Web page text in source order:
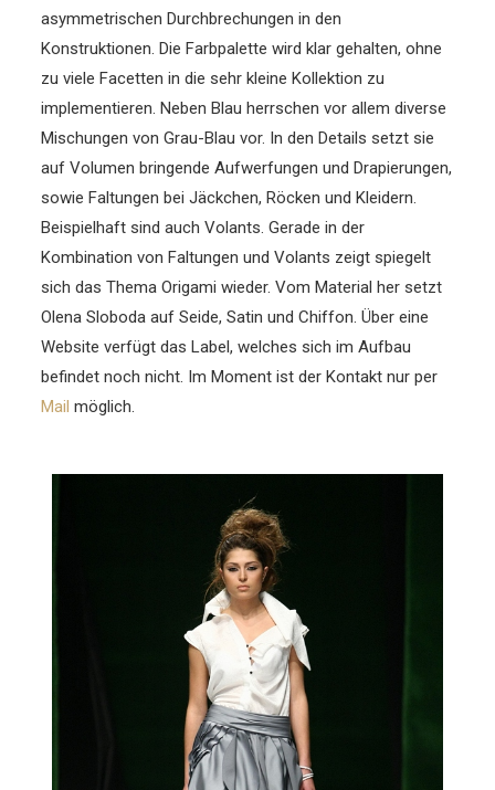
asymmetrischen Durchbrechungen in den
Konstruktionen. Die Farbpalette wird klar gehalten, ohne
zu viele Facetten in die sehr kleine Kollektion zu
implementieren. Neben Blau herrschen vor allem diverse
Mischungen von Grau-Blau vor. In den Details setzt sie
auf Volumen bringende Aufwerfungen und Drapierungen,
sowie Faltungen bei Jäckchen, Röcken und Kleidern.
Beispielhaft sind auch Volants. Gerade in der
Kombination von Faltungen und Volants zeigt spiegelt
sich das Thema Origami wieder. Vom Material her setzt
Olena Sloboda auf Seide, Satin und Chiffon. Über eine
Website verfügt das Label, welches sich im Aufbau
befindet noch nicht. Im Moment ist der Kontakt nur per
Mailmöglich.